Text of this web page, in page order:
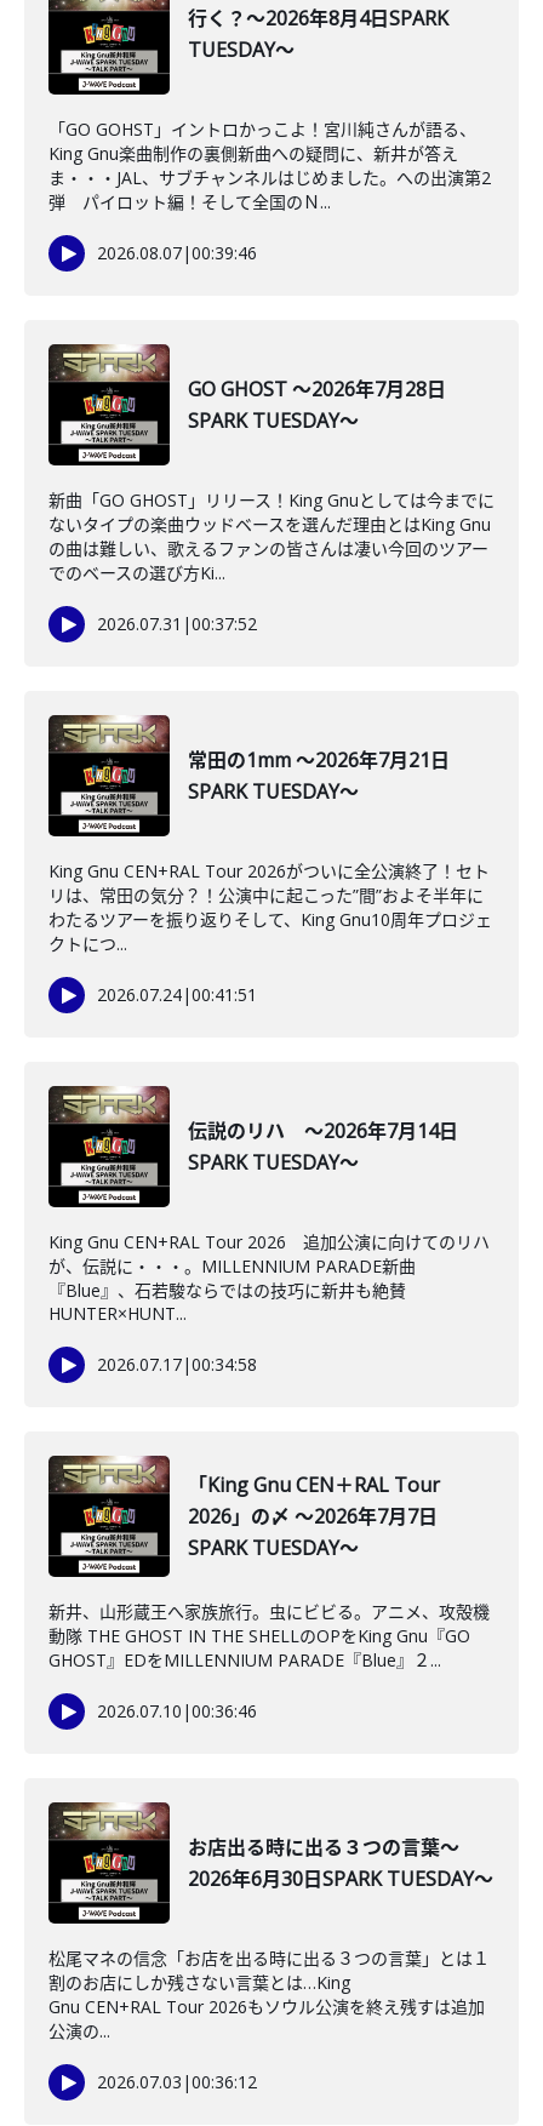
行く？～2026年8月4日SPARK
TUESDAY～
「GO GOHST」イントロかっこよ！宮川純さんが語る、
King Gnu楽曲制作の裏側新曲への疑問に、新井が答え
ま・・・JAL、サブチャンネルはじめました。への出演第2
弾 パイロット編！そして全国のＮ...
2026.08.07|00:39:46
GO GHOST ～2026年7月28日
SPARK TUESDAY～
新曲「GO GHOST」リリース！King Gnuとしては今までに
ないタイプの楽曲ウッドベースを選んだ理由とはKing Gnu
の曲は難しい、歌えるファンの皆さんは凄い今回のツアー
でのベースの選び方Ki...
2026.07.31 |00:37:52
常田の1mm ～2026年7月21日
SPARK TUESDAY～
King Gnu CEN+RAL Tour 2026がついに全公演終了！セト
リは、常田の気分？！公演中に起こった”間”およそ半年に
わたるツアーを振り返りそして、King Gnu10周年プロジェ
クトにつ...
2026.07.24|00:41:51
伝説のリハ ～2026年7月14日
SPARK TUESDAY～
King Gnu CEN+RAL Tour 2026 追加公演に向けてのリハ
が、伝説に・・・。MILLENNIUM PARADE新曲
『Blue』、石若駿ならではの技巧に新井も絶賛
HUNTER×HUNT...
2026.07.17|00:34:58
「King Gnu CEN＋RAL Tour
2026」の〆 ～2026年7月7日
SPARK TUESDAY～
新井、山形蔵王へ家族旅行。虫にビビる。アニメ、攻殻機
動隊 THE GHOST IN THE SHELLのOPをKing Gnu『GO
GHOST』EDをMILLENNIUM PARADE『Blue』２...
2026.07.10 |00:36:46
お店出る時に出る３つの言葉～
2026年6月30日SPARK TUESDAY～
松尾マネの信念「お店を出る時に出る３つの言葉」とは１
割のお店にしか残さない言葉とは…King
Gnu CEN+RAL Tour 2026もソウル公演を終え残すは追加
公演の...
2026.07.03 |00:36:12